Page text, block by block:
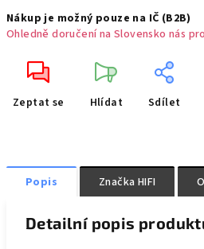
Nákup je možný pouze na IČ (B2B)
Ohledně doručení na Slovensko nás
Zeptat se Hlídat Sdílet
Popis Značka HIFI
Detailní popis